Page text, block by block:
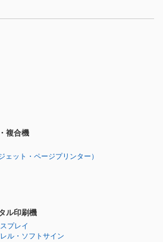
複合機
ェット・ページプリンター）
ル印刷機
プレイ
ル・ソフトサイン